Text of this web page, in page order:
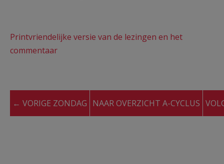
Printvriendelijke versie van de lezingen en het
commentaar
← VORIGE ZONDAG NAAR OVERZICHT A-CYCLUS